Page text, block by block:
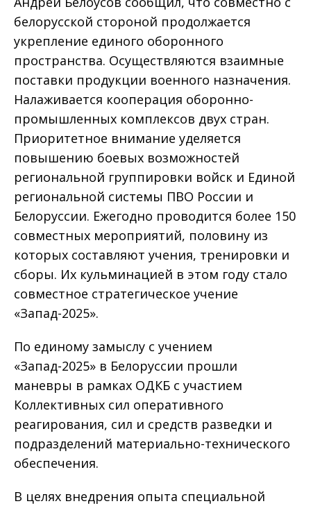
белорусской стороной продолжается
укрепление единого оборонного
пространства. Осуществляются взаимные
поставки продукции военного назначения.
Налаживается кооперация оборонно-
промышленных комплексов двух стран.
Приоритетное внимание уделяется
повышению боевых возможностей
региональной группировки войск и Единой
региональной системы ПВО России и
Белоруссии. Ежегодно проводится более 150
совместных мероприятий, половину из
которых составляют учения, тренировки и
сборы. Их кульминацией в этом году стало
совместное стратегическое учение
«Запад-2025».
По единому замыслу с учением
«Запад-2025» в Белоруссии прошли
маневры в рамках ОДКБ с участием
Коллективных сил оперативного
реагирования, сил и средств разведки и
подразделений материально-технического
обеспечения.
В целях внедрения опыта специальной